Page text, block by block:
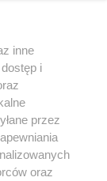
inne
i
przez
oraz